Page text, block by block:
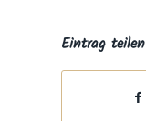
Eintrag teilen